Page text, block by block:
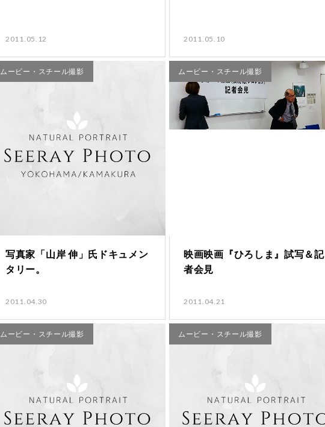
2011.05.12 2011.05.10
ムービー・スチール撮影
写真家「山岸 伸」氏ドキュメン
タリー。
2011.04.30
ムービー・スチール撮影
映画映画『ひろしま』試写＆記
者会見
2011.04.21
ムービー・スチール撮影 ムービー・スチール撮影